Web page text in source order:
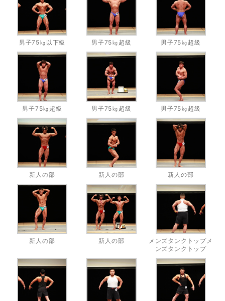
男子75㎏以下級 男子75㎏超級 男子75㎏超級
男子75㎏超級 男子75㎏超級 男子75㎏超級
新人の部 新人の部 新人の部
新人の部 新人の部
メンズタンクトップメ
ンズタンクトップ